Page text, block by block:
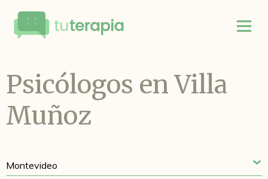
Psicólogos en Villa
Muñoz